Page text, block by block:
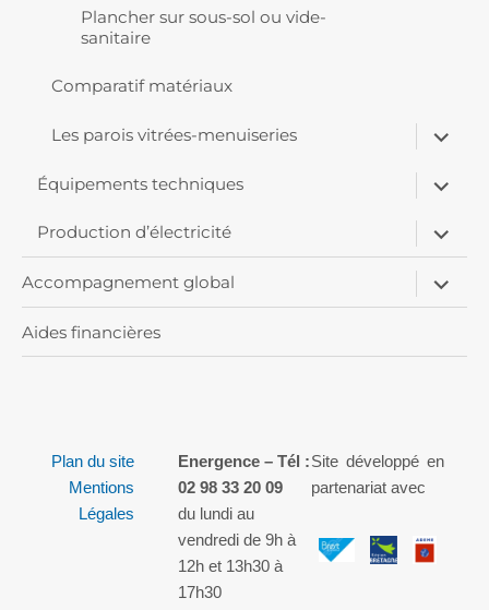
Plancher sur sous-sol ou vide-
sanitaire
Comparatif matériaux
Les parois vitrées-menuiseries
ouvrir
le
menu
Équipements techniques
ouvrir
le
menu
Production d’électricité
ouvrir
le
sous-
menu
Accompagnement global
ouvrir
le
sous-
Aides financières
Plan du site
Mentions
Légales
Energence – Tél :
02 98 33 20 09
du lundi au
vendredi de 9h à
12h et 13h30 à
17h30
Site développé en
partenariat avec